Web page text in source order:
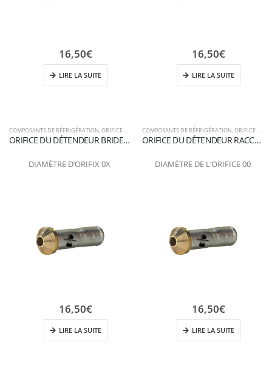
COMPOSANTS DE RÉFRIGÉRATION ORIFICE POUR LE DÉTENDEUR
ORIFICE DU DÉTENDEUR BRIDE DE RACCORDEMENT 0X
DIAMÈTRE D’ORIFIX 0X
16,50€
LIRE LA SUITE
COMPOSANTS DE RÉFRIGÉRATION ORIFICE POUR LE DÉTENDEUR
ORIFICE DU DÉTENDEUR RACCORDEMENT DE LA BRIDE 00
DIAMÈTRE DE L’ORIFICE 00
16,50€
LIRE LA SUITE
16,50€
LIRE LA SUITE
16,50€
LIRE LA SUITE